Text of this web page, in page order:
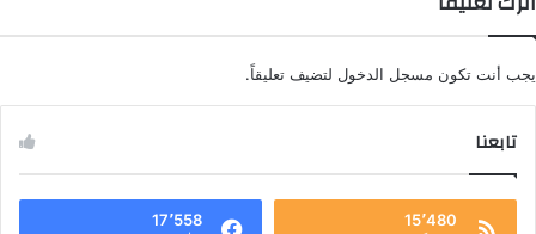
يجب أنت تكون مسجل الدخول لتضيف تعليقاً.
تابعنا
15٬480 17٬558